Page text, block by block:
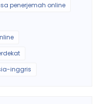
penerjemah online
inggris